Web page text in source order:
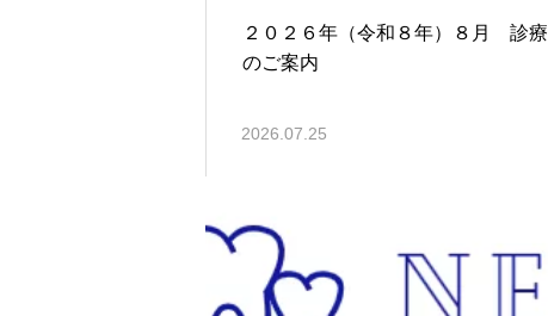
２０２６年（令和８年）８月 診療
のご案内
2026.07.25